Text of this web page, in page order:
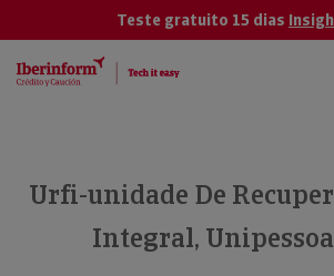
Teste gratuito 15 dias
Urfi-unidade De
Integral,